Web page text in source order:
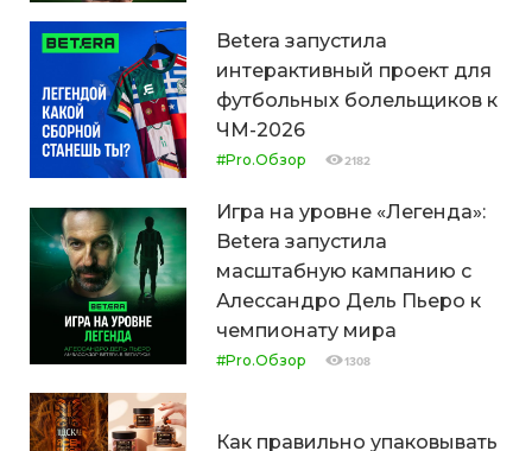
Betera запустила
интерактивный проект для
футбольных болельщиков к
ЧМ-2026
#Pro.Обзор 2182
Игра на уровне «Легенда»:
Betera запустила
масштабную кампанию с
Алессандро Дель Пьеро к
чемпионату мира
#Pro.Обзор 1308
Как правильно упаковывать